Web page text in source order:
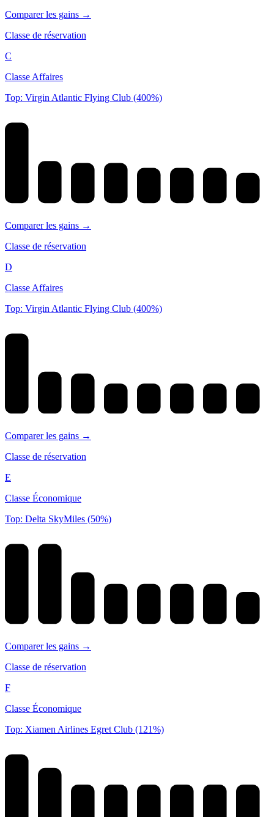
Comparer les gains →
Classe de réservation
C
Classe Affaires
Top: Virgin Atlantic Flying Club (400%)
Comparer les gains →
Classe de réservation
D
Classe Affaires
Top: Virgin Atlantic Flying Club (400%)
Comparer les gains →
Classe de réservation
E
Classe Économique
Top: Delta SkyMiles (50%)
Comparer les gains →
Classe de réservation
F
Classe Économique
Top: Xiamen Airlines Egret Club (121%)